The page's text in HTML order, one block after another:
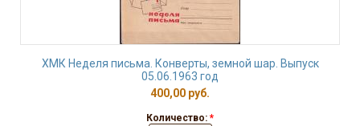
ХМК Неделя письма. Конверты, земной шар. Выпуск
05.06.1963 год
400,00 руб.
Количество: *